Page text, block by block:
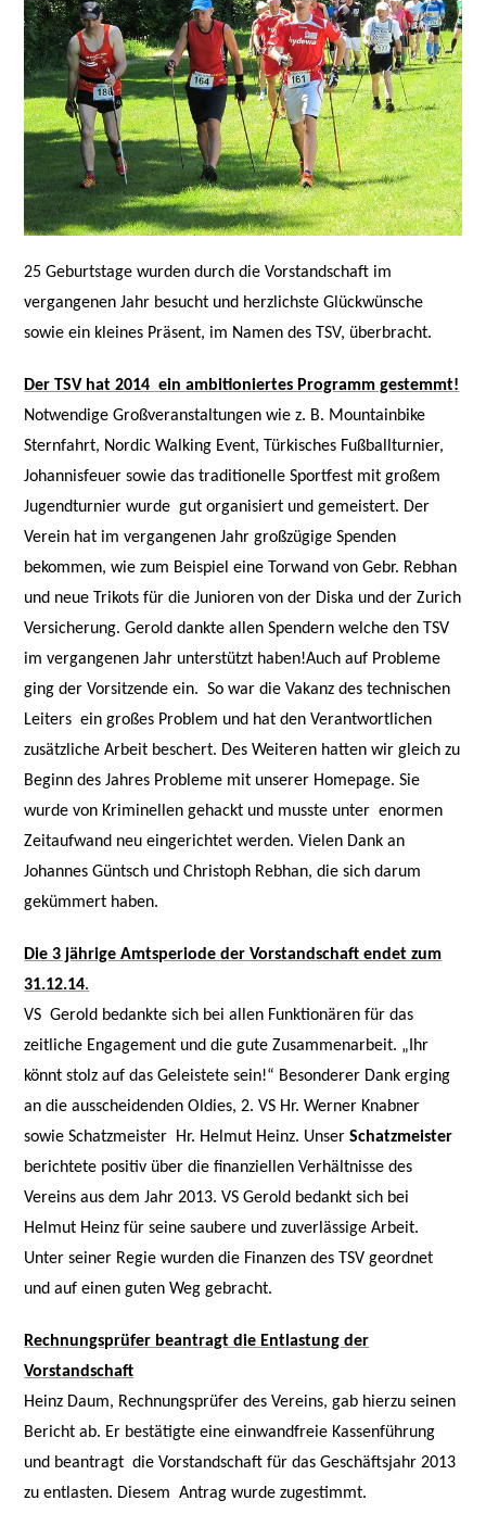
25 Geburtstage wurden durch die Vorstandschaft im
vergangenen Jahr besucht und herzlichste Glückwünsche
sowie ein kleines Präsent, im Namen des TSV, überbracht.
Der TSV hat 2014 ein ambitioniertes Programm gestemmt!
Notwendige Großveranstaltungen wie z. B. Mountainbike
Sternfahrt, Nordic Walking Event, Türkisches Fußballturnier,
Johannisfeuer sowie das traditionelle Sportfest mit großem
Jugendturnier wurde gut organisiert und gemeistert. Der
Verein hat im vergangenen Jahr großzügige Spenden
bekommen, wie zum Beispiel eine Torwand von Gebr. Rebhan
und neue Trikots für die Junioren von der Diska und der Zurich
Versicherung. Gerold dankte allen Spendern welche den TSV
im vergangenen Jahr unterstützt haben!Auch auf Probleme
ging der Vorsitzende ein. So war die Vakanz des technischen
Leiters ein großes Problem und hat den Verantwortlichen
zusätzliche Arbeit beschert. Des Weiteren hatten wir gleich zu
Beginn des Jahres Probleme mit unserer Homepage. Sie
wurde von Kriminellen gehackt und musste unter enormen
Zeitaufwand neu eingerichtet werden. Vielen Dank an
Johannes Güntsch und Christoph Rebhan, die sich darum
gekümmert haben.
Die 3 jährige Amtsperiode der Vorstandschaft endet zum
31.12.14.
VS Gerold bedankte sich bei allen Funktionären für das
zeitliche Engagement und die gute Zusammenarbeit. „Ihr
könnt stolz auf das Geleistete sein!“ Besonderer Dank erging
an die ausscheidenden Oldies, 2. VS Hr. Werner Knabner
sowie Schatzmeister Hr. Helmut Heinz. UnserSchatzmeister
berichtete positiv über die finanziellen Verhältnisse des
Vereins aus dem Jahr 2013. VS Gerold bedankt sich bei
Helmut Heinz für seine saubere und zuverlässige Arbeit.
Unter seiner Regie wurden die Finanzen des TSV geordnet
und auf einen guten Weg gebracht.
Rechnungsprüfer beantragt die Entlastung der
Vorstandschaft
Heinz Daum, Rechnungsprüfer des Vereins, gab hierzu seinen
Bericht ab. Er bestätigte eine einwandfreie Kassenführung
und beantragt die Vorstandschaft für das Geschäftsjahr 2013
zu entlasten. Diesem Antrag wurde zugestimmt.